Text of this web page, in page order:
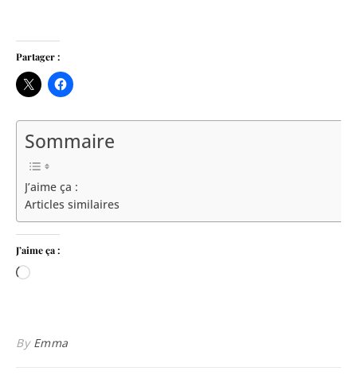
Partager :
Sommaire
J’aime ça :
Articles similaires
J’aime ça :
Chargement…
By Emma